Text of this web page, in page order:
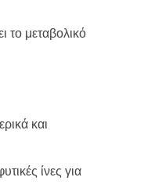
το μεταβολικό
και
ίνες για